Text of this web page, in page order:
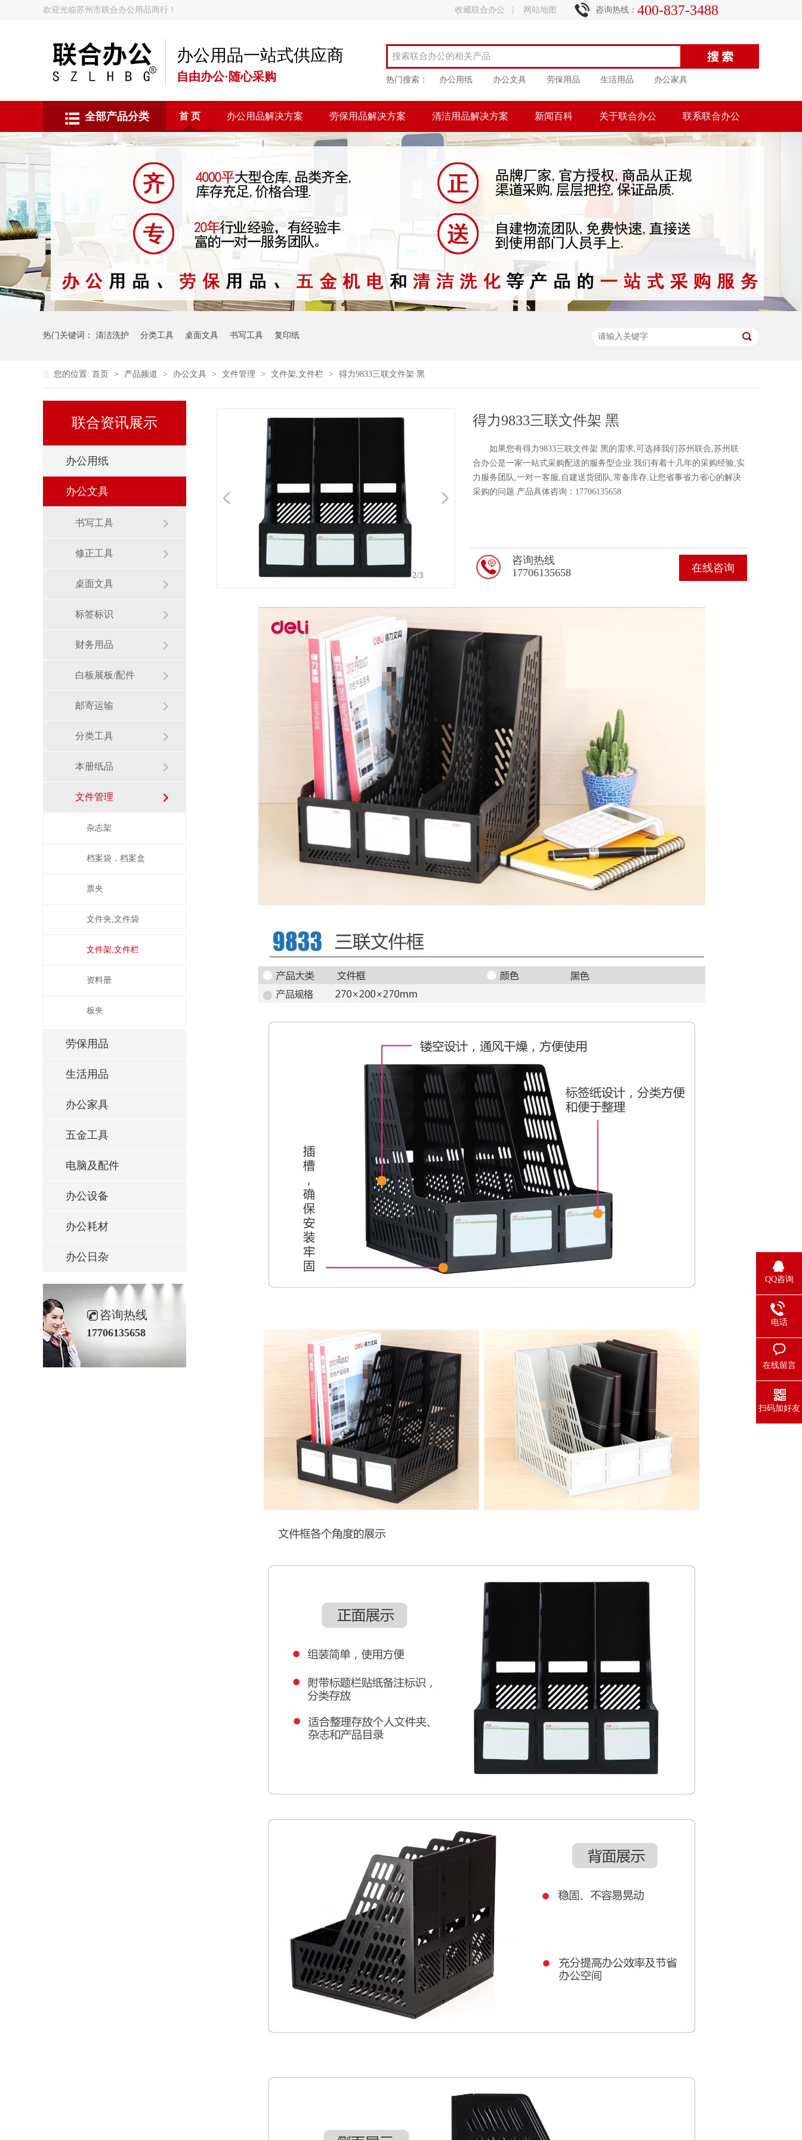
欢迎光临苏州市联合办公用品商行！ 收藏联合办公 网站地图 咨询热线： 400-837-3488
办公用品一站式供应商
自由办公·随心采购 热门搜索： 办公用纸 办公文具 劳保用品 生活用品 办公家具
全部产品分类 首 页 办公用品解决方案 劳保用品解决方案 清洁用品解决方案 新闻百科 关于联合办公 联系联合办公
热门关键词： 清洁洗护 分类工具 桌面文具 书写工具 复印纸
您的位置: 首页 > 产品频道 > 办公文具 > 文件管理 > 文件架,文件栏 > 得力9833三联文件架 黑
联合资讯展示
办公用纸
办公文具
书写工具
修正工具
桌面文具
标签标识
财务用品
白板展板/配件
邮寄运输
分类工具
本册纸品
文件管理
杂志架
档案袋，档案盒
票夹
文件夹,文件袋
文件架,文件栏
资料册
板夹
劳保用品
生活用品
办公家具
五金工具
电脑及配件
办公设备
办公耗材
办公日杂
咨询热线
17706135658
2/3
得力9833三联文件架 黑
如果您有得力9833三联文件架 黑的需求,可选择我们苏州联合,苏州联
合办公是一家一站式采购配送的服务型企业.我们有着十几年的采购经验,实
力服务团队,一对一客服,自建送货团队,常备库存,让您省事省力省心的解决
采购的问题.产品具体咨询：17706135658
在线咨询
咨询热线
17706135658
QQ咨询
电话
在线留言
扫码加好友